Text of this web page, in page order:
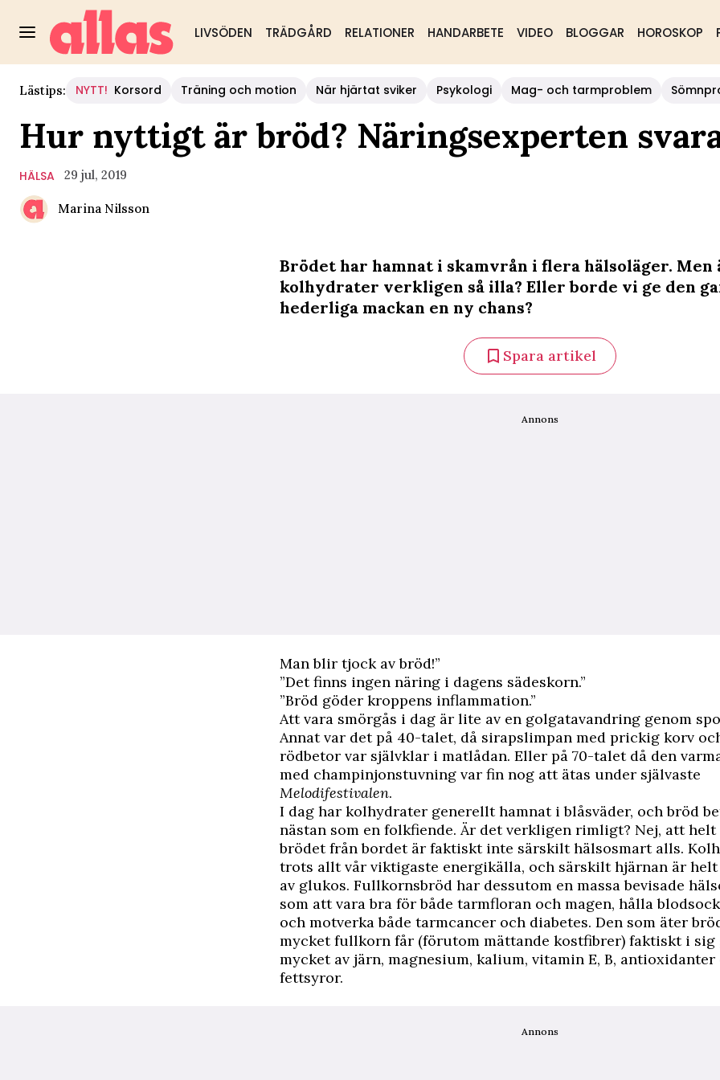
LIVSÖDEN TRÄDGÅRD RELATIONER HANDARBETE VIDEO BLOGGAR HOROSKOP
Lästips: NYTT! Korsord Träning och motion När hjärtat sviker Psykologi Mag- och tarmproblem
Hur nyttigt är bröd? Näringsexperten
HÄLSA 29 jul, 2019
Marina Nilsson
Brödet har hamnat i skamvrån i flera hälsoläger. Men
kolhydrater verkligen så illa? Eller borde vi ge den
hederliga mackan en ny chans?
Spara artikel
Annons
Man blir tjock av bröd!”
”Det finns ingen näring i dagens sädeskorn.”
”Bröd göder kroppens inflammation.”
Att vara smörgås i dag är lite av en golgatavandring genom
Annat var det på 40-talet, då sirapslimpan med prickig korv
rödbetor var självklar i matlådan. Eller på 70-talet då den
med champinjonstuvning var fin nog att ätas under självaste
Melodifestivalen.
I dag har kolhydrater generellt hamnat i blåsväder, och bröd
nästan som en folkfiende. Är det verkligen rimligt? Nej, att helt
brödet från bordet är faktiskt inte särskilt hälsosmart alls.
trots allt vår viktigaste energikälla, och särskilt hjärnan är helt
av glukos. Fullkornsbröd har dessutom en massa bevisade
som att vara bra för både tarmfloran och magen, hålla
och motverka både tarmcancer och diabetes. Den som äter
mycket fullkorn får (förutom mättande kostfibrer) faktiskt i sig
mycket av järn, magnesium, kalium, vitamin E, B,
fettsyror.
Annons